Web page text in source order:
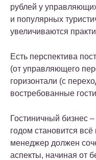
рублей у
и популярных
увеличиваются
Есть перспектива
(от управляющего
горизонтали (с
востребованные
Гостиничный бизнес
годом становится
менеджер должен
аспекты, начиная от